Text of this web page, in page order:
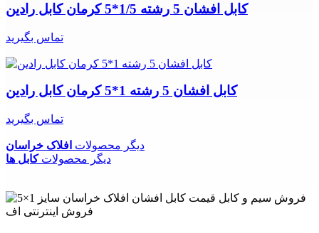
کابل افشان 5 رشته 1/5*5 کرمان کابل رادین
تماس بگیرید
کابل افشان 5 رشته 1*5 کرمان کابل رادین
تماس بگیرید
دیگر محصولات افلاک خراسان
دیگر محصولاتکابل ها